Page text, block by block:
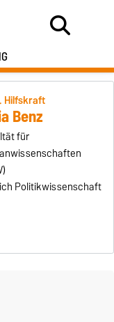
Hilfskraft
Benz
für
Politikwissenschaft